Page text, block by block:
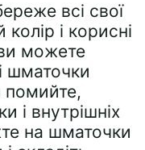
всі свої
і корисні
можете
шматочки
помийте,
і внутрішніх
на шматочки